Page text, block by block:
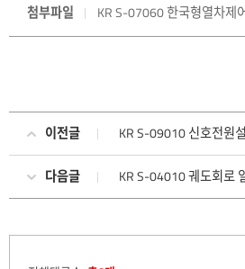
첨부파일 KR S-07060 한국형열차제
이전글 KR S-09010 신호전원
다음글 KR S-04010 궤도회로